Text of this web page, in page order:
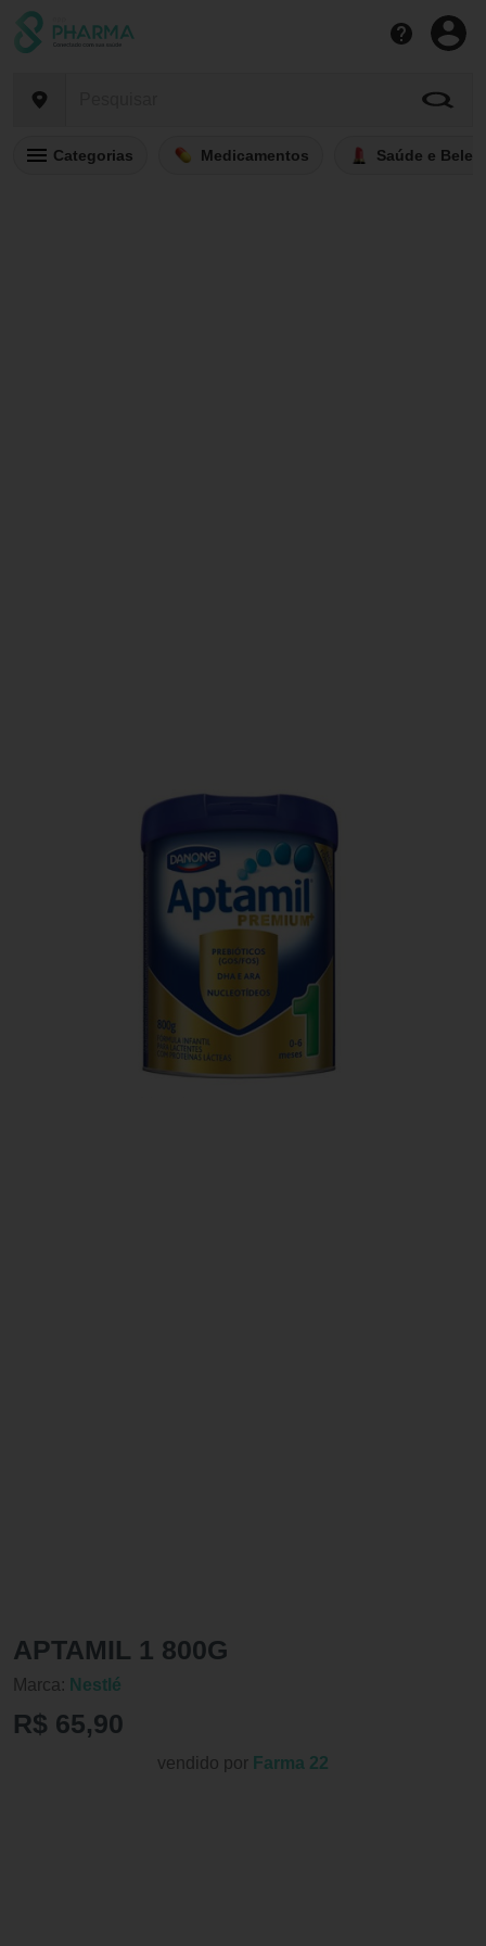
Categorias Medicamentos Saúde e
APTAMIL 1 800G
Marca: Nestlé
R$ 65,90
vendido por Farma 22